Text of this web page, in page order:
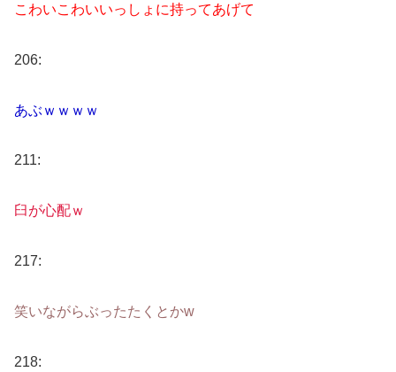
こわいこわいいっしょに持ってあげて
206:
あぶｗｗｗｗ
211:
臼が心配ｗ
217:
笑いながらぶったたくとかw
218: